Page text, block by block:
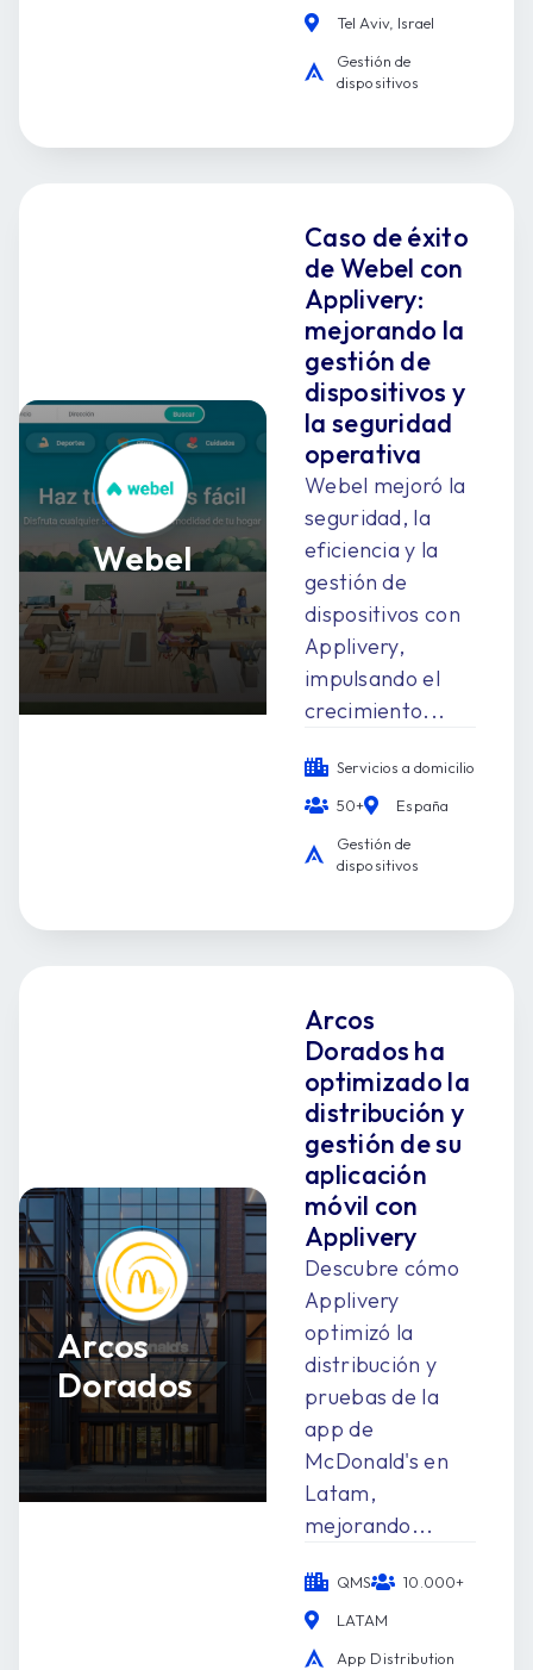
Tel Aviv, Israel
Gestión de
dispositivos
Webel
Caso de éxito
de Webel con
Applivery:
mejorando la
gestión de
dispositivos y
la seguridad
operativa
Webel mejoró la
seguridad, la
eficiencia y la
gestión de
dispositivos con
Applivery,
impulsando el
crecimiento...
Servicios a domicilio
50+
España
Gestión de
dispositivos
Arcos
Dorados
Arcos
Dorados ha
optimizado la
distribución y
gestión de su
aplicación
móvil con
Applivery
Descubre cómo
Applivery
optimizó la
distribución y
pruebas de la
app de
McDonald's en
Latam,
mejorando...
QMS
10.000+
LATAM
App Distribution